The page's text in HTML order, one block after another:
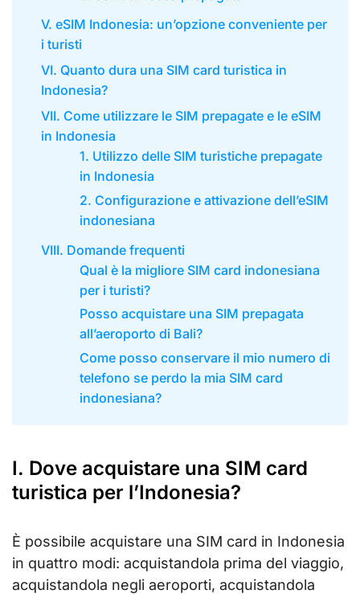
V. eSIM Indonesia: un’opzione conveniente per
i turisti
VI. Quanto dura una SIM card turistica in
Indonesia?
VII. Come utilizzare le SIM prepagate e le eSIM
in Indonesia
1. Utilizzo delle SIM turistiche prepagate
in Indonesia
2. Configurazione e attivazione dell’eSIM
indonesiana
VIII. Domande frequenti
Qual è la migliore SIM card indonesiana
per i turisti?
Posso acquistare una SIM prepagata
all’aeroporto di Bali?
Come posso conservare il mio numero di
telefono se perdo la mia SIM card
indonesiana?
I. Dove acquistare una SIM card
turistica per l’Indonesia?
È possibile acquistare una SIM card in Indonesia
in quattro modi: acquistandola prima del viaggio,
acquistandola negli aeroporti, acquistandola